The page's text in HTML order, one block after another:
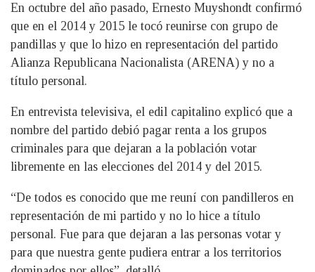
En octubre del año pasado, Ernesto Muyshondt confirmó
que en el 2014 y 2015 le tocó reunirse con grupo de
pandillas y que lo hizo en representación del partido
Alianza Republicana Nacionalista (ARENA) y no a
título personal.
En entrevista televisiva, el edil capitalino explicó que a
nombre del partido debió pagar renta a los grupos
criminales para que dejaran a la población votar
libremente en las elecciones del 2014 y del 2015.
“De todos es conocido que me reuní con pandilleros en
representación de mi partido y no lo hice a título
personal. Fue para que dejaran a las personas votar y
para que nuestra gente pudiera entrar a los territorios